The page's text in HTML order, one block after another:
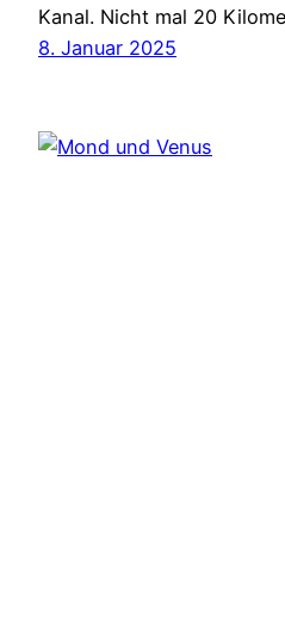
Kanal. Nicht mal 20
8. Januar 2025